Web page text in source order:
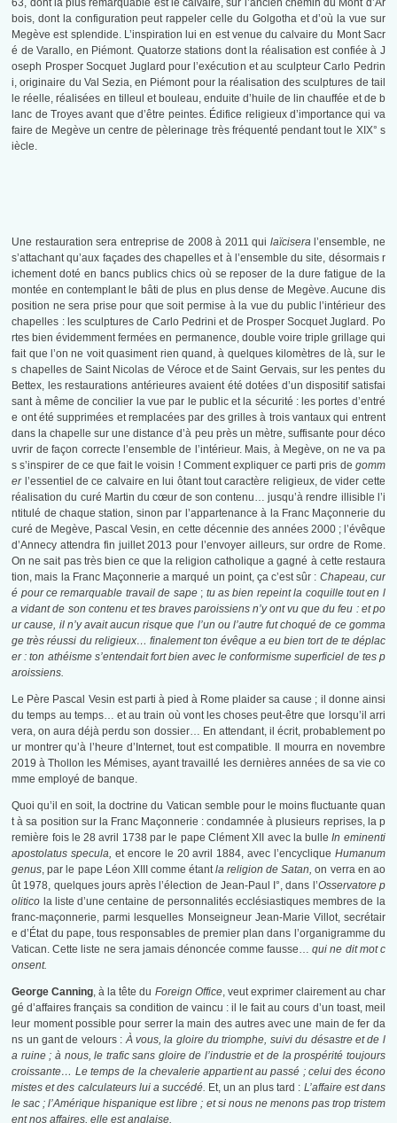
63, dont la plus remarquable est le calvaire, sur l’ancien chemin du Mont d’Ar
bois, dont la configuration peut rappeler celle du Golgotha et d’où la vue sur
Megève est splendide. L’inspiration lui en est venue du calvaire du Mont Sacr
é de Varallo, en Piémont. Quatorze stations dont la réalisation est confiée à J
oseph Prosper Socquet Juglard pour l’exécution et au sculpteur Carlo Pedrin
i, originaire du Val Sezia, en Piémont pour la réalisation des sculptures de tail
le réelle, réalisées en tilleul et bouleau, enduite d’huile de lin chauffée et de b
lanc de Troyes avant que d’être peintes. Édifice religieux d’importance qui va
faire de Megève un centre de pèlerinage très fréquenté pendant tout le XIX° s
iècle.
Une restauration sera entreprise de 2008 à 2011 qui laïciseral’ensemble, ne
s’attachant qu’aux façades des chapelles et à l’ensemble du site, désormais r
ichement doté en bancs publics chics où se reposer de la dure fatigue de la
montée en contemplant le bâti de plus en plus dense de Megève. Aucune dis
position ne sera prise pour que soit permise à la vue du public l’intérieur des
chapelles : les sculptures de Carlo Pedrini et de Prosper Socquet Juglard. Po
rtes bien évidemment fermées en permanence, double voire triple grillage qui
fait que l’on ne voit quasiment rien quand, à quelques kilomètres de là, sur le
s chapelles de Saint Nicolas de Véroce et de Saint Gervais, sur les pentes du
Bettex, les restaurations antérieures avaient été dotées d’un dispositif satisfai
sant à même de concilier la vue par le public et la sécurité : les portes d’entré
e ont été supprimées et remplacées par des grilles à trois vantaux qui entrent
dans la chapelle sur une distance d’à peu près un mètre, suffisante pour déco
uvrir de façon correcte l’ensemble de l’intérieur. Mais, à Megève, on ne va pa
s s’inspirer de ce que fait le voisin ! Comment expliquer ce parti pris de gomm
erl’essentiel de ce calvaire en lui ôtant tout caractère religieux, de vider cette
réalisation du curé Martin du cœur de son contenu… jusqu’à rendre illisible l’i
ntitulé de chaque station, sinon par l’appartenance à la Franc Maçonnerie du
curé de Megève, Pascal Vesin, en cette décennie des années 2000 ; l’évêque
d’Annecy attendra fin juillet 2013 pour l’envoyer ailleurs, sur ordre de Rome.
On ne sait pas très bien ce que la religion catholique a gagné à cette restaura
tion, mais la Franc Maçonnerie a marqué un point, ça c’est sûr : Chapeau, cur
é pour ce remarquable travail de sape; tu as bien repeint la coquille tout en l
a vidant de son contenu et tes braves paroissiens n’y ont vu que du feu : et po
ur cause, il n’y avait aucun risque que l’un ou l’autre fut choqué de ce gomma
ge très réussi du religieux… finalement ton évêque a eu bien tort de te déplac
er : ton athéisme s’entendait fort bien avec le conformisme superficiel de tes p
aroissiens.
Le Père Pascal Vesin est parti à pied à Rome plaider sa cause ; il donne ainsi
du temps au temps… et au train où vont les choses peut-être que lorsqu’il arri
vera, on aura déjà perdu son dossier… En attendant, il écrit, probablement po
ur montrer qu’à l’heure d’Internet, tout est compatible. Il mourra en novembre
2019 à Thollon les Mémises, ayant travaillé les dernières années de sa vie co
mme employé de banque.
Quoi qu’il en soit, la doctrine du Vatican semble pour le moins fluctuante quan
t à sa position sur la Franc Maçonnerie : condamnée à plusieurs reprises, la p
remière fois le 28 avril 1738 par le pape Clément XII avec la bulleIn eminenti
apostolatus specula, et encore le 20 avril 1884, avec l’encyclique Humanum
genus, par le pape Léon XIII comme étantla religion de Satan,on verra en ao
ût 1978, quelques jours après l’élection de Jean-Paul I°, dans l’Osservatore p
olitico la liste d’une centaine de personnalités ecclésiastiques membres de la
franc-maçonnerie, parmi lesquelles Monseigneur Jean-Marie Villot, secrétair
e d’État du pape, tous responsables de premier plan dans l’organigramme du
Vatican. Cette liste ne sera jamais dénoncée comme fausse…qui ne dit mot c
onsent.
George Canning, à la tête du Foreign Office, veut exprimer clairement au char
gé d’affaires français sa condition de vaincu : il le fait au cours d’un toast, meil
leur moment possible pour serrer la main des autres avec une main de fer da
ns un gant de velours :À vous, la gloire du triomphe, suivi du désastre et de l
a ruine ; à nous, le trafic sans gloire de l’industrie et de la prospérité toujours
croissante… Le temps de la chevalerie appartient au passé ; celui des écono
mistes et des calculateurs lui a succédé. Et, un an plus tard : L’affaire est dans
le sac ; l’Amérique hispanique est libre ; et si nous ne menons pas trop tristem
ent nos affaires, elle est anglaise.